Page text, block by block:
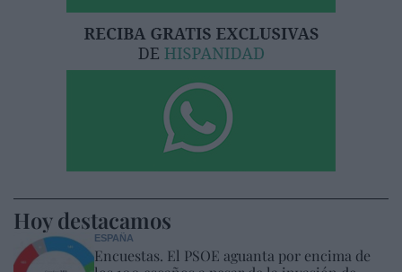
Hoy destacamos
ESPAÑA
Encuestas. El PSOE aguanta por encima de